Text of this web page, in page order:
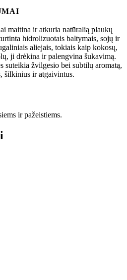
maitina ir atkuria natūralią plaukų
hidrolizuotais baltymais, sojų ir
aliejais, tokiais kaip kokosų,
ji drėkina ir palengvina šukavimą.
suteikia žvilgesio bei subtilų aromatą,
šilkinius ir atgaivintus.
ir pažeistiems.